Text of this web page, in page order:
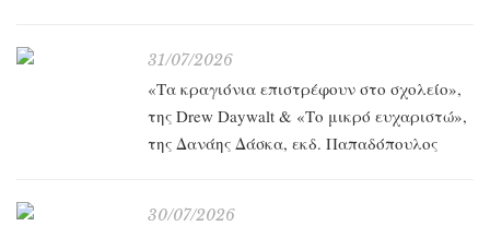
31/07/2026
«Τα κραγιόνια επιστρέφουν στο σχολείο»,
της Drew Daywalt & «Το μικρό ευχαριστώ»,
της Δανάης Δάσκα, εκδ. Παπαδόπουλος
30/07/2026